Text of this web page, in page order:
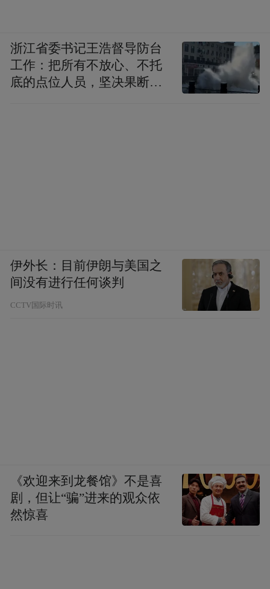
浙江省委书记王浩督导防台
工作：把所有不放心、不托
底的点位人员，坚决果断转
伊外长：目前伊朗与美国之
间没有进行任何谈判
CCTV国际时讯
《欢迎来到龙餐馆》不是喜
剧，但让“骗”进来的观众依
然惊喜